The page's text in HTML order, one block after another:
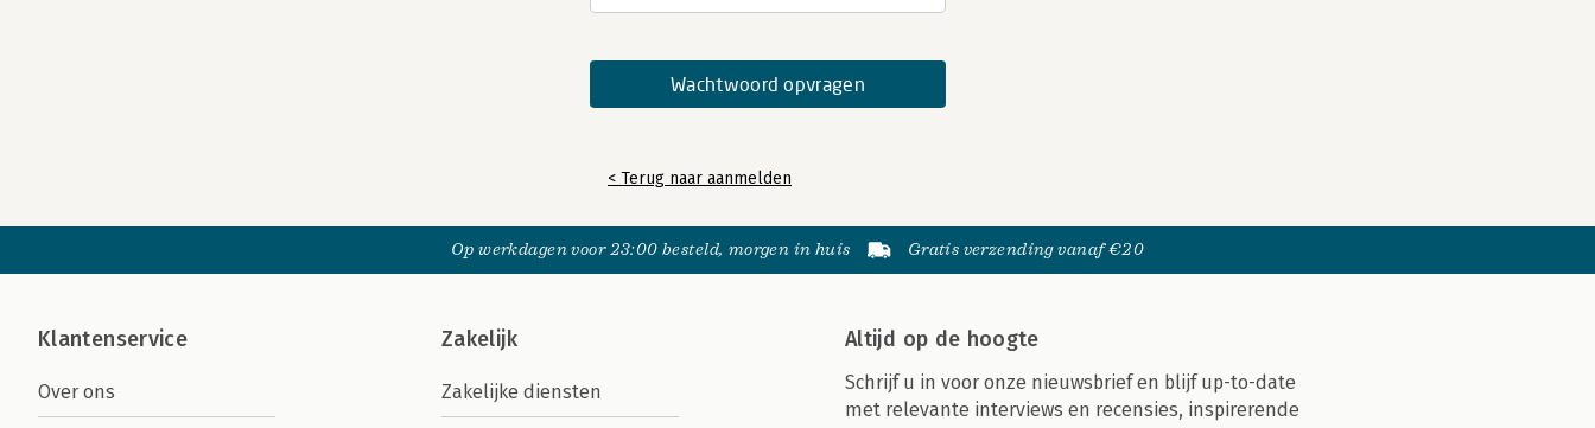
< Terug naar aanmelden
Op werkdagen voor 23:00 besteld, morgen in huis Gratis verzending vanaf €20
Klantenservice
Over ons
Zakelijk
Zakelijke diensten
Altijd op de hoogte
Schrijf u in voor onze nieuwsbrief en blijf up-to-date
met relevante interviews en recensies, inspirerende